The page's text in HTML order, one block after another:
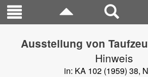
Ausstellung von
Hinweis
in: KA 102 (1959) 38,